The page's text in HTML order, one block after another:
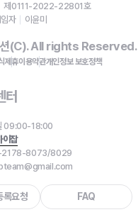
제0111-2022-22801호
자
이윤미
션(C). All rights Reserved.
제휴이용약관개인정보 보호정책
터
09:00-18:00
이잡
8073/8029
록요청 FAQ